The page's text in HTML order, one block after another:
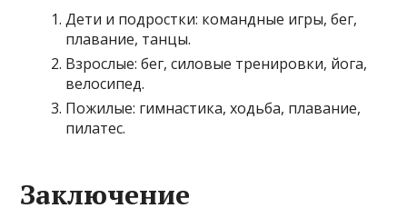
Дети и подростки: командные игры, бег,
плавание, танцы.
Взрослые: бег, силовые тренировки, йога,
велосипед.
Пожилые: гимнастика, ходьба, плавание,
пилатес.
Заключение